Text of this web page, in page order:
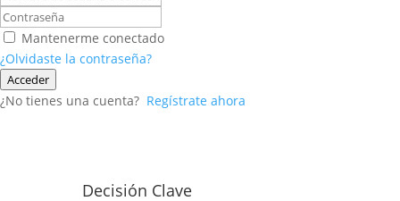
Mantenerme conectado
¿Olvidaste la contraseña?
Acceder
¿No tienes una cuenta? Regístrate ahora
Decisión Clave